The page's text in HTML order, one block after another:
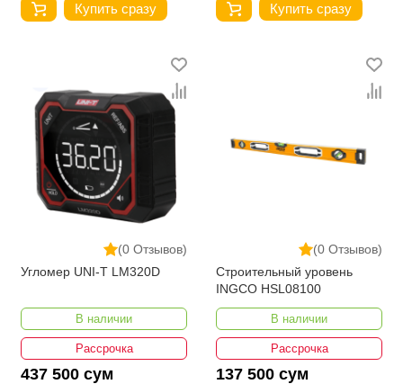
Купить сразу Купить сразу
(0 Отзывов)
Угломер UNI-T LM320D
В наличии
Рассрочка
437 500 сум
(0 Отзывов)
Строительный уровень
INGCO HSL08100
В наличии
Рассрочка
137 500 сум